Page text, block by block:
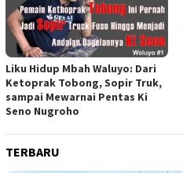
Liku Hidup Mbah Waluyo: Dari
Ketoprak Tobong, Sopir Truk,
sampai Mewarnai Pentas Ki
Seno Nugroho
TERBARU